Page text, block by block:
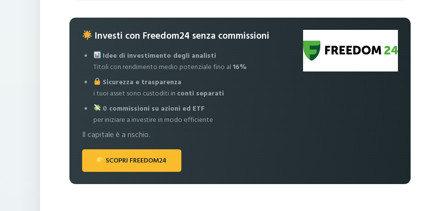
Investi con Freedom24 senza commissioni
Idee di investimento degli analisti
Titoli con rendimento medio potenziale fino al16%
Sicurezza e trasparenza
i tuoi asset sono custoditi in conti separati
0 commissioni su azioni ed ETF
per iniziare a investire in modo efficiente
Il capitale è a rischio.
SCOPRI FREEDOM24